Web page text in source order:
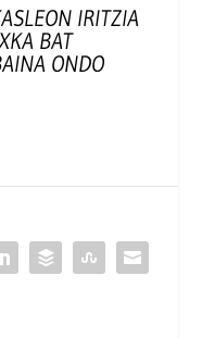
IRITZIA
BAT
ONDO